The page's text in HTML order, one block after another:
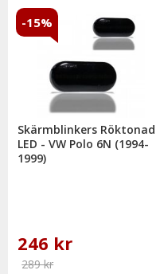
Skärmblinkers Röktonad
LED - VW Polo 6N (1994-
1999)
246 kr
289 kr
-15%